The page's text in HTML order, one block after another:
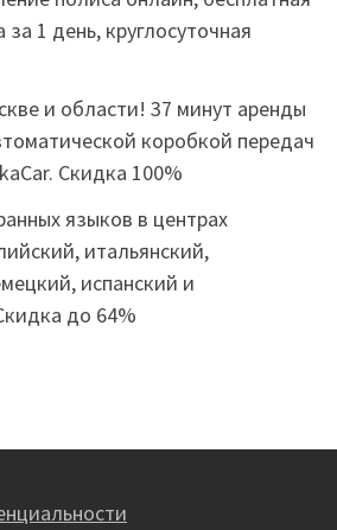
1 день, круглосуточная
и области! 37 минут аренды
коробкой передач
Скидка 100%
языков в центрах
итальянский,
испанский и
до 64%